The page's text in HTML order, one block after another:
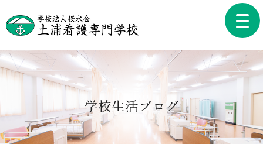
content
toggle
学校生活ブログ